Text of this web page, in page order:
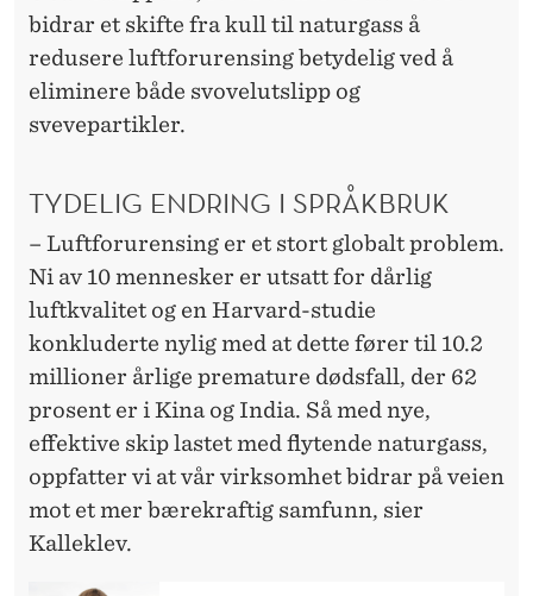
bidrar et skifte fra kull til naturgass å
redusere luftforurensing betydelig ved å
eliminere både svovelutslipp og
svevepartikler.
TYDELIG ENDRING I SPRÅKBRUK
– Luftforurensing er et stort globalt problem.
Ni av 10 mennesker er utsatt for dårlig
luftkvalitet og en Harvard-studie
konkluderte nylig med at dette fører til 10.2
millioner årlige premature dødsfall, der 62
prosent er i Kina og India. Så med nye,
effektive skip lastet med flytende naturgass,
oppfatter vi at vår virksomhet bidrar på veien
mot et mer bærekraftig samfunn, sier
Kalleklev.